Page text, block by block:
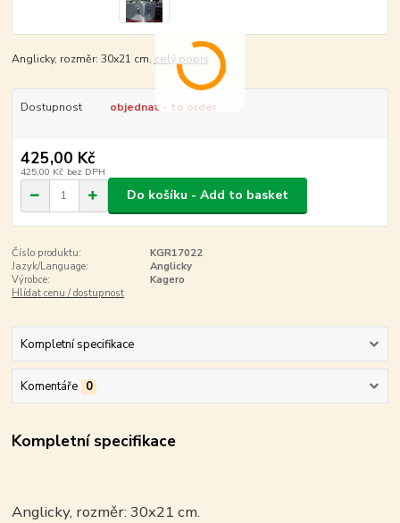
Anglicky, rozměr: 30x21 cm. celý popis
Dostupnost objednat - to order
425,00 Kč
425,00 Kč bez DPH
Do košíku - Add to basket
Číslo produktu:
KGR17022
Jazyk/Language:
Anglicky
Výrobce:
Kagero
Hlídat cenu / dostupnost
Kompletní specifikace
Komentáře 0
Kompletní specifikace
Anglicky, rozměr: 30x21 cm.